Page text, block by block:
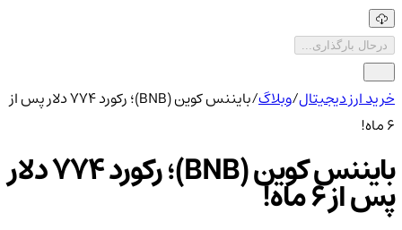
درحال بارگذاری...
خرید ارز دیجیتال/وبلاگ/
بایننس کوین (BNB)؛ رکورد 774 دلار پس از
بایننس کوین (BNB)؛ رکورد 774 دلار
پس از 6 ماه!